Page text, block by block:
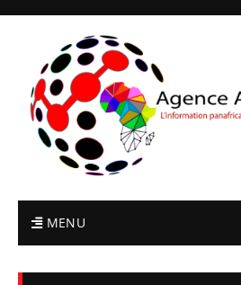
MENU